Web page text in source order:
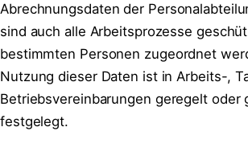
Abrechnungsdaten der
sind auch alle Arbeitsprozesse
bestimmten Personen zugeordnet
Nutzung dieser Daten ist in Arbeits-,
Betriebsvereinbarungen geregelt oder
festgelegt.